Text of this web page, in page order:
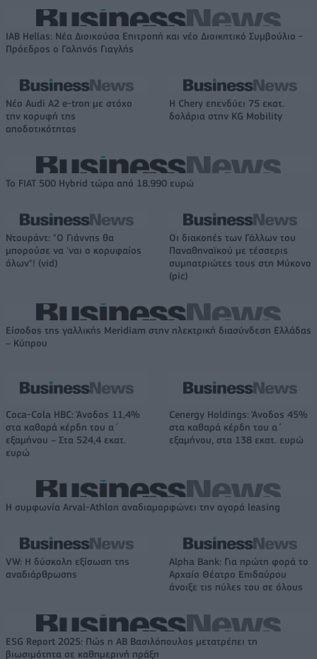
IAB Hellas: Νέα Διοικούσα Επιτροπή και νέο Διοικητικό Συμβούλιο -
Πρόεδρος ο Γαληνός Γιαγλής
Νέο Audi A2 e-tron με στόχο
την κορυφή της
αποδοτικότητας
Η Chery επενδύει 75 εκατ.
δολάρια στην KG Mobility
Το FIAT 500 Hybrid τώρα από 18.990 ευρώ
Ντουράντ: "Ο Γιάννης θα
μπορούσε να 'ναι ο κορυφαίος
όλων"! (vid)
Οι διακοπές των Γάλλων του
Παναθηναϊκού με τέσσερις
συμπατριώτες τους στη Μύκονο
(pic)
Είσοδος της γαλλικής Meridiam στην ηλεκτρική διασύνδεση Ελλάδας
– Κύπρου
Coca-Cola HBC: Άνοδος 11,4%
στα καθαρά κέρδη του α΄
εξαμήνου – Στα 524,4 εκατ.
ευρώ
Cenergy Holdings: Άνοδος 45%
στα καθαρά κέρδη του α΄
εξαμήνου, στα 138 εκατ. ευρώ
Η συμφωνία Arval-Athlon αναδιαμορφώνει την αγορά leasing
VW: Η δύσκολη εξίσωση της
αναδιάρθρωσης
Alpha Bank: Για πρώτη φορά το
Αρχαίο Θέατρο Επιδαύρου
άνοιξε τις πύλες του σε όλους
ESG Report 2025: Πώς η ΑΒ Βασιλόπουλος μετατρέπει τη
βιωσιμότητα σε καθημερινή πράξη